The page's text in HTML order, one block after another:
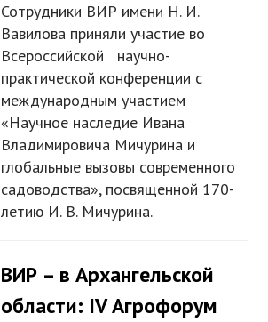
Сотрудники ВИР имени Н. И.
Вавилова приняли участие во
Всероссийской научно-
практической конференции с
международным участием
«Научное наследие Ивана
Владимировича Мичурина и
глобальные вызовы современного
садоводства», посвященной 170-
летию И. В. Мичурина.
ВИР – в Архангельской
области: IV Агрофорум